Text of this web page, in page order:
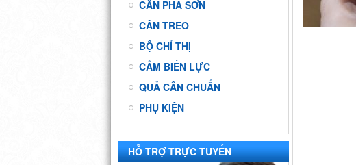
CÂN PHA SƠN
CÂN TREO
BỘ CHỈ THỊ
CẢM BIẾN LỰC
QUẢ CÂN CHUẨN
PHỤ KIỆN
HỖ TRỢ TRỰC TUYẾN